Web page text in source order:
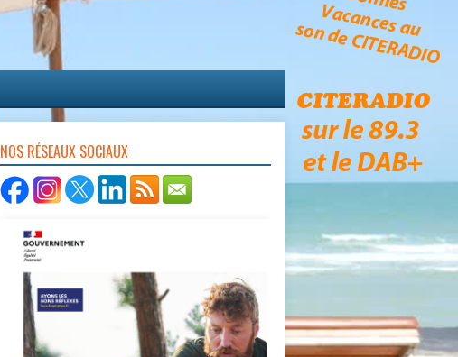
NOS RÉSEAUX SOCIAUX